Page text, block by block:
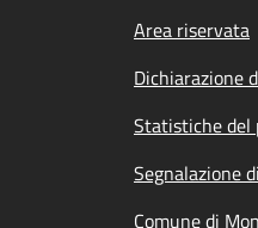
Area riservata
Dichiarazione
Statistiche del
Segnalazione
Comune di